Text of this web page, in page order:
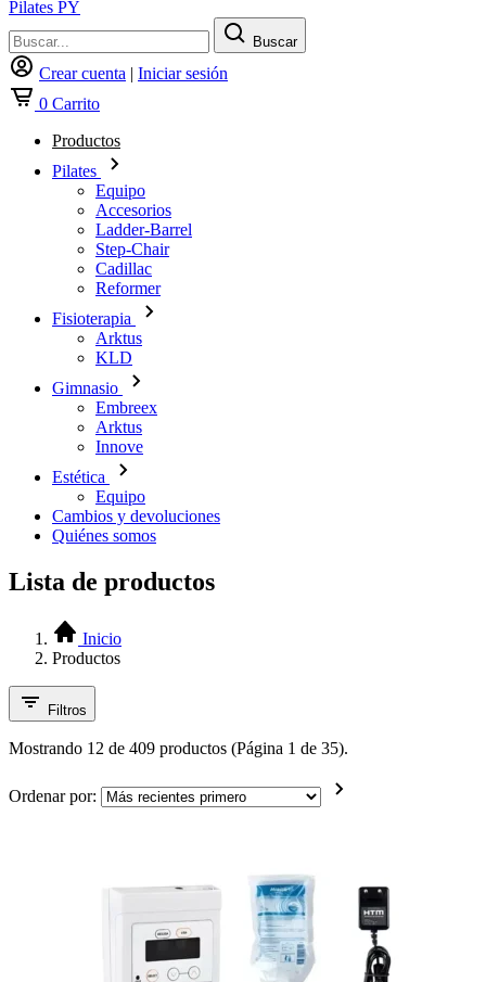
Pilates PY
Buscar
Crear cuenta | Iniciar sesión
0 Carrito
Productos
Pilates
Equipo
Accesorios
Ladder-Barrel
Step-Chair
Cadillac
Reformer
Fisioterapia
Arktus
KLD
Gimnasio
Embreex
Arktus
Innove
Estética
Equipo
Cambios y devoluciones
Quiénes somos
Lista de productos
Inicio
Productos
Filtros
Mostrando 12 de 409 productos (Página 1 de 35).
Ordenar por: